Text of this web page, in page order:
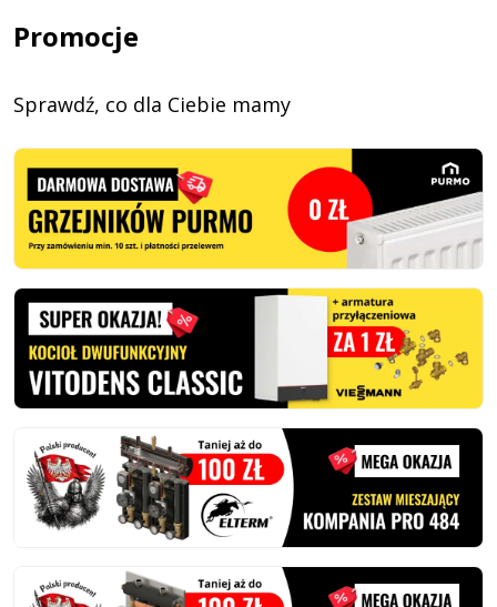
Promocje
Sprawdź, co dla Ciebie mamy